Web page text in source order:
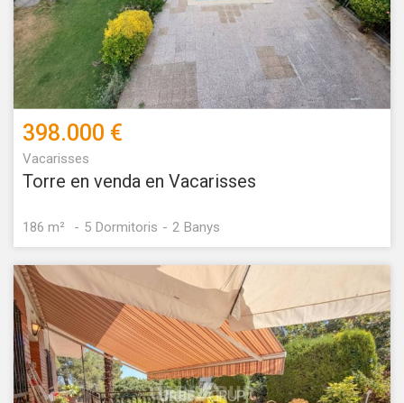
398.000 €
Vacarisses
Torre en venda en Vacarisses
186 m² 5 Dormitoris 2 Banys
Modificar cookies